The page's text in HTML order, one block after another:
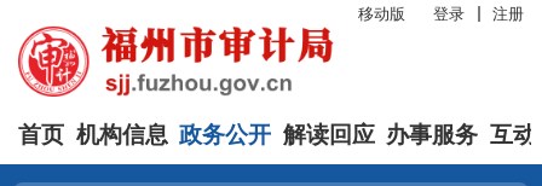
移动版 登录 注册
首页 机构信息 政务公开 解读回应 办事服务 互动